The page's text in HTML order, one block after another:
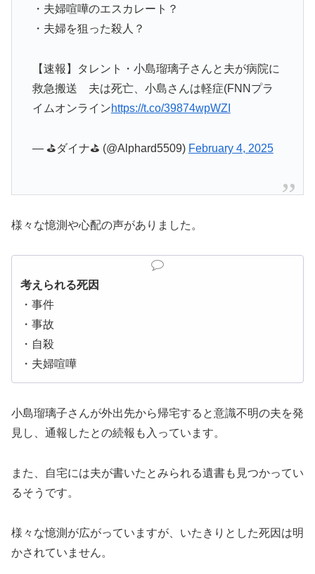
・夫婦喧嘩のエスカレート？
・夫婦を狙った殺人？
【速報】タレント・小島瑠璃子さんと夫が病院に
救急搬送 夫は死亡、小島さんは軽症(FNNプラ
イムオンラインhttps://t.co/39874wpWZI
— ⛳ダイナ⛳ (@Alphard5509) February 4, 2025
様々な憶測や心配の声がありました。
考えられる死因
・事件
・事故
・自殺
・夫婦喧嘩
小島瑠璃子さんが外出先から帰宅すると意識不明の夫を発
見し、通報したとの続報も入っています。
また、自宅には夫が書いたとみられる遺書も見つかってい
るそうです。
様々な憶測が広がっていますが、いたきりとした死因は明
かされていません。